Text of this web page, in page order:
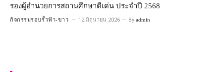
รองผู้อำนวยการสถานศึกษาดีเด่น ประจำปี 2568
กิจกรรมรอบรั้วฟ้า-ขาว 12 มิถุนายน 2026 By admin